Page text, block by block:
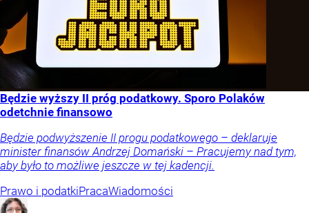
Będzie wyższy II próg podatkowy. Sporo Polaków
odetchnie finansowo
Będzie podwyższenie II progu podatkowego – deklaruje
minister finansów Andrzej Domański – Pracujemy nad tym,
aby było to możliwe jeszcze w tej kadencji.
Prawo i podatkiPracaWiadomości